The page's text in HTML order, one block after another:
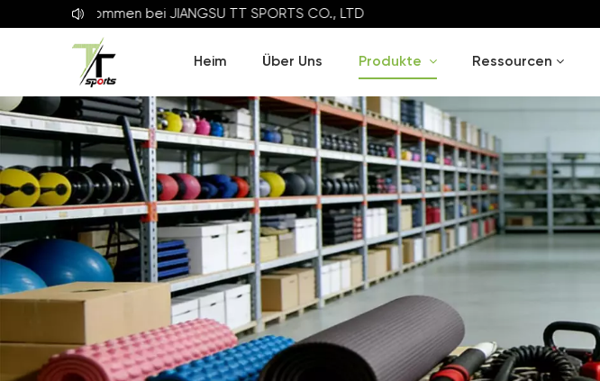
Willkommen beiJIANGSU TT SPORTS CO., LTD
Heim Über Uns Produkte Ressourcen